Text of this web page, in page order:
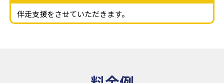
伴走支援をさせていただきます。